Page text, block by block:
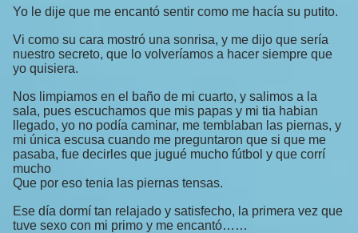
Yo le dije que me encantó sentir como me hacía su putito.
Vi como su cara mostró una sonrisa, y me dijo que sería
nuestro secreto, que lo volveríamos a hacer siempre que
yo quisiera.
Nos limpiamos en el baño de mi cuarto, y salimos a la
sala, pues escuchamos que mis papas y mi tia habian
llegado, yo no podía caminar, me temblaban las piernas, y
mi única escusa cuando me preguntaron que si que me
pasaba, fue decirles que jugué mucho fútbol y que corrí
mucho
Que por eso tenia las piernas tensas.
Ese día dormí tan relajado y satisfecho, la primera vez que
tuve sexo con mi primo y me encantó……